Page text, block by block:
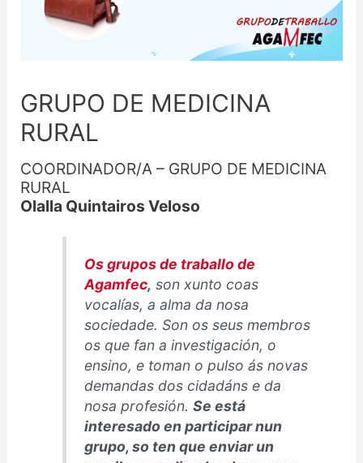
GRUPO DE MEDICINA
RURAL
COORDINADOR/A – GRUPO DE MEDICINA
RURAL
Olalla Quintairos Veloso
Os grupos de traballo de
Agamfec, son xunto coas
vocalías, a alma da nosa
sociedade. Son os seus membros
os que fan a investigación, o
ensino, e toman o pulso ás novas
demandas dos cidadáns e da
nosa profesión. Se está
interesado en participar nun
grupo, so ten que enviar un